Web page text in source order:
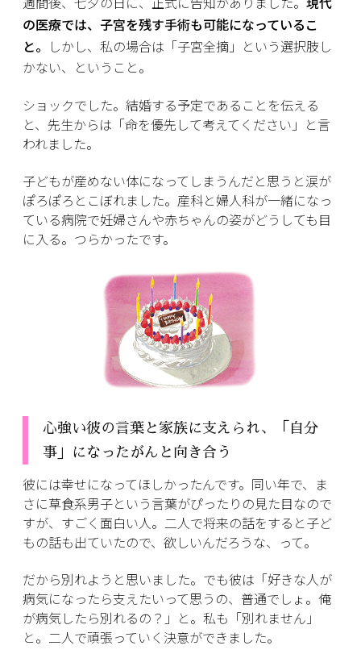
の医療では、子宮を残す手術も可能になっているこ
と。 しかし、私の場合は「子宮全摘」という選択肢し
かない、ということ。
ショックでした。結婚する予定であることを伝える
と、先生からは「命を優先して考えてください」と言
われました。
子どもが産めない体になってしまうんだと思うと涙が
ぽろぽろとこぼれました。産科と婦人科が一緒になっ
ている病院で妊婦さんや赤ちゃんの姿がどうしても目
に入る。つらかったです。
心強い彼の言葉と家族に支えられ、「自分
事」になったがんと向き合う
彼には幸せになってほしかったんです。同い年で、ま
さに草食系男子という言葉がぴったりの見た目なので
すが、すごく面白い人。二人で将来の話をすると子ど
もの話も出ていたので、欲しいんだろうな、って。
だから別れようと思いました。でも彼は「好きな人が
病気になったら支えたいって思うの、普通でしょ。俺
が病気したら別れるの？」と。私も「別れません」
と。二人で頑張っていく決意ができました。